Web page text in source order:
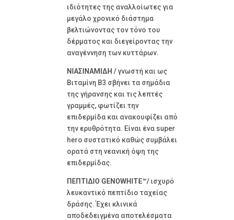
ιδιότητες της αναλλοίωτες για
μεγάλο χρονικό διάστημα
βελτιώνοντας τον τόνο του
δέρματος και διεγείροντας την
αναγέννηση των κυττάρων.
ΝΙΑΣΙΝΑΜΙΔΗ /γνωστή και ως
Βιταμίνη Β3 σβήνει τα σημάδια
της γήρανσης και τις λεπτές
γραμμές, φωτίζει την
επιδερμίδα και ανακουφίζει από
την ερυθρότητα. Είναι ένα super
hero συστατικό καθώς συμβάλει
ορατά στη νεανική όψη της
επιδερμίδας.
ΠΕΠΤΙΔΙΟ GENOWHITE™/ ισχυρό
λευκαντικό πεπτίδιο ταχείας
δράσης. Έχει κλινικά
αποδεδειγμένα αποτελέσματα